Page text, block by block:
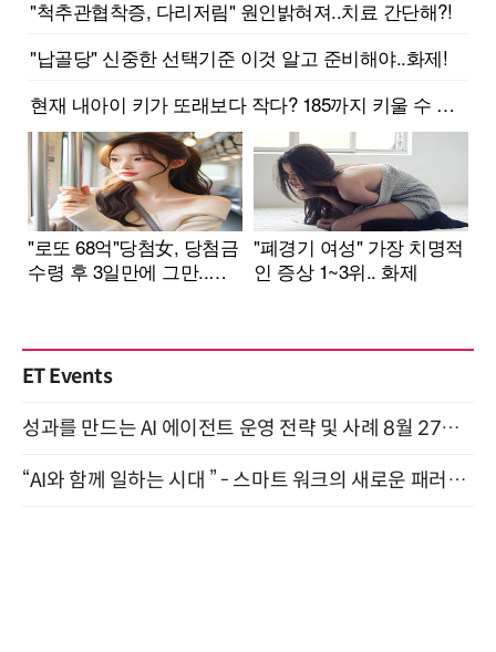
ET Events
성과를 만드는 AI 에이전트 운영 전략 및 사례 8월 27일 개최
“AI와 함께 일하는 시대 ” - 스마트 워크의 새로운 패러다임 (9/11)